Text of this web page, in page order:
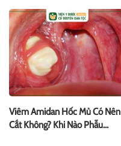
Viêm Amidan Hốc Mủ Có Nên
Cắt Không? Khi Nào Phẫu